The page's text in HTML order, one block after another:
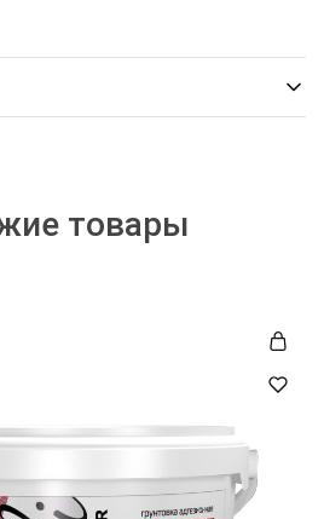
товары